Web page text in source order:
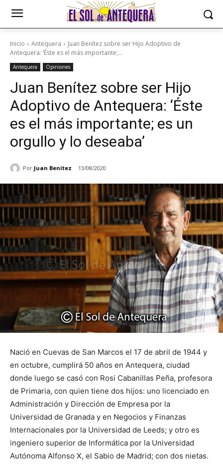
Inicio Antequera
Juan Benítez sobre ser Hijo Adoptivo de
Antequera: ‘Éste es el más importante;...
Antequera Opiniones
Juan Benítez sobre ser Hijo
Adoptivo de Antequera: ‘Éste
es el más importante; es un
orgullo y lo deseaba’
Por Juan Benítez 13/08/2020
Nació en Cuevas de San Marcos el 17 de abril de 1944 y
en octubre, cumplirá 50 años en Antequera, ciudad
donde luego se casó con Rosi Cabanillas Peña, profesora
de Primaria, con quien tiene dos hijos: uno licenciado en
Administración y Dirección de Empresa por la
Universidad de Granada y en Negocios y Finanzas
Internacionales por la Universidad de Leeds; y otro es
ingeniero superior de Informática por la Universidad
Autónoma Alfonso X, el Sabio de Madrid; con dos nietas.